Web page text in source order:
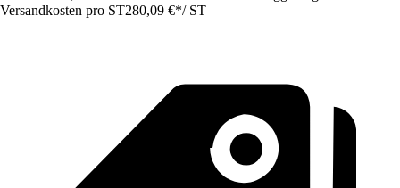
Versandkosten pro ST280,09 €*/ ST